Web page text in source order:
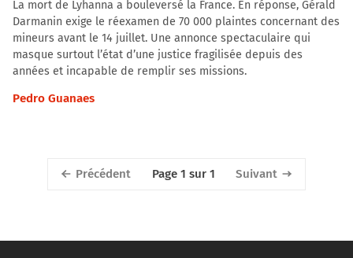
La mort de Lyhanna a bouleversé la France. En réponse, Gérald
Darmanin exige le réexamen de 70 000 plaintes concernant des
mineurs avant le 14 juillet. Une annonce spectaculaire qui
masque surtout l’état d’une justice fragilisée depuis des
années et incapable de remplir ses missions.
Pedro Guanaes
Précédent Page 1 sur 1 Suivant